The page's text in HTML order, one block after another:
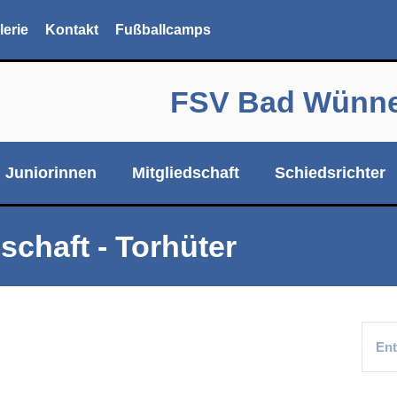
Kontakt Fußballcamps
FSV Bad
Juniorinnen Mitgliedschaft Schiedsrichter
- Torhüter